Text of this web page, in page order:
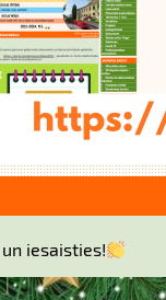
iesaisties!